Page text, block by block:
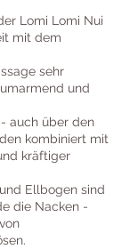
Lomi Lomi Nui
mit dem
sehr
und
auch über den
kombiniert mit
kräftiger
Ellbogen sind
die Nacken -